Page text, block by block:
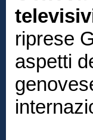
riprese
aspetti